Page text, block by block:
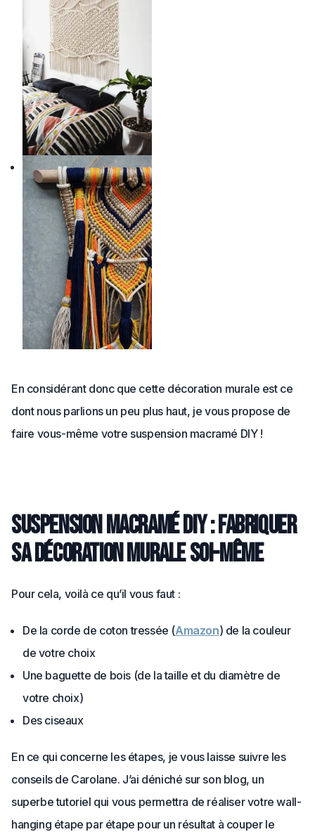
En considérant donc que cette décoration murale est ce
dont nous parlions un peu plus haut, je vous propose de
faire vous-même votre suspension macramé DIY !
Suspension macramé DIY : fabriquer
sa décoration murale soi-même
Pour cela, voilà ce qu’il vous faut :
De la corde de coton tressée (Amazon) de la couleur
de votre choix
Une baguette de bois (de la taille et du diamètre de
votre choix)
Des ciseaux
En ce qui concerne les étapes, je vous laisse suivre les
conseils de Carolane. J’ai déniché sur son blog, un
superbe tutoriel qui vous permettra de réaliser votre wall-
hanging étape par étape pour un résultat à couper le